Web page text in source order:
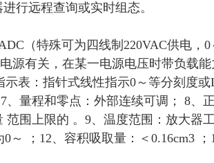
行远程查询或实时组态。
（特殊可为四线制220VAC供电，
源有关，在某一电源电压时带负载
表：指针式线性指示0～等分刻度
量程和零点：外部连续可调； 8、
围上限的 。9、温度范围：放大器
～ ；12、容积吸取量：＜0.16cm3